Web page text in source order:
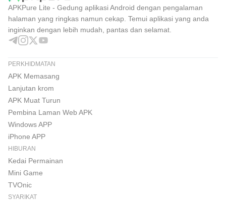
APKPure Lite - Gedung aplikasi Android dengan pengalaman
halaman yang ringkas namun cekap. Temui aplikasi yang anda
inginkan dengan lebih mudah, pantas dan selamat.
PERKHIDMATAN
APK Memasang
Lanjutan krom
APK Muat Turun
Pembina Laman Web APK
Windows APP
iPhone APP
HIBURAN
Kedai Permainan
Mini Game
TVOnic
SYARIKAT